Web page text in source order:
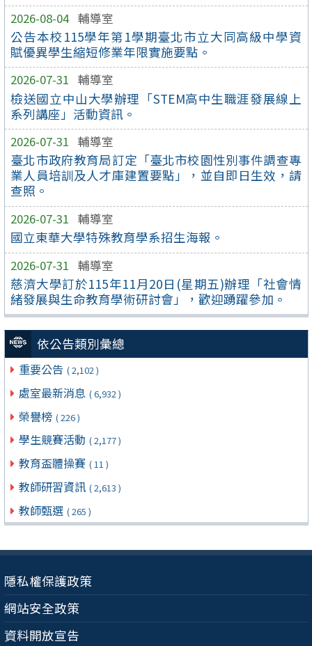
2026-08-04 輔導室
公告本校115學年第1學期臺北市立大同高級中學資
賦優異學生縮短修業年限實施要點。
2026-07-31 輔導室
檢送國立中山大學辦理「STEM高中生職涯發展線上
系列講座」活動資訊。
2026-07-31 輔導室
臺北市政府教育局訂定「臺北市校園性別事件調查專
業人員培訓及人才庫建置要點」，並自即日生效，請
查照。
2026-07-31 輔導室
國立東華大學特殊教育學系招生海報。
2026-07-31 輔導室
慈濟大學訂於115年11月20日(星期五)辦理「社會情
緒發展與生命教育學術研討會」，歡迎踴躍參加。
依公告類別彙總
重要公告 ( 2,102 )
處室最新消息 ( 6,932 )
榮譽榜 ( 226 )
學生競賽活動 ( 2,177 )
教育盃體操賽 ( 11 )
教師研習資訊 ( 2,613 )
教師甄選 ( 265 )
隱私權保護政策
網站安全政策
資料開放宣告